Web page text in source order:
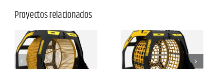
Proyectos relacionados